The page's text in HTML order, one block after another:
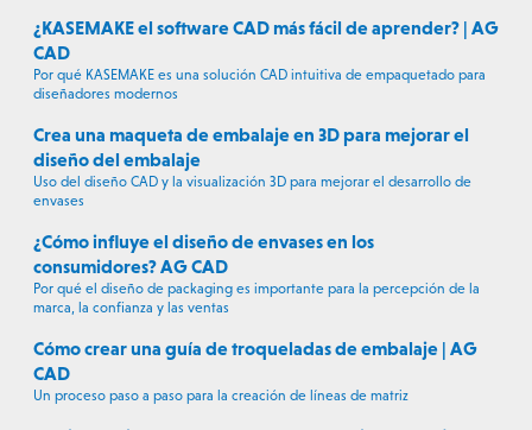
¿KASEMAKE el software CAD más fácil de aprender? | AG
CAD
Por qué KASEMAKE es una solución CAD intuitiva de empaquetado para
diseñadores modernos
Crea una maqueta de embalaje en 3D para mejorar el
diseño del embalaje
Uso del diseño CAD y la visualización 3D para mejorar el desarrollo de
envases
¿Cómo influye el diseño de envases en los
consumidores? AG CAD
Por qué el diseño de packaging es importante para la percepción de la
marca, la confianza y las ventas
Cómo crear una guía de troqueladas de embalaje | AG
CAD
Un proceso paso a paso para la creación de líneas de matriz